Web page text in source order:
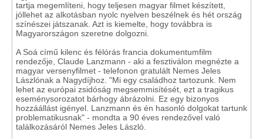
tartja megemlíteni, hogy teljesen magyar filmet készített,
jóllehet az alkotásban nyolc nyelven beszélnek és hét ország
színészei játszanak. Azt is kiemelte, hogy továbbra is
Magyarországon szeretne dolgozni.
A Soá című kilenc és félórás francia dokumentumfilm
rendezője, Claude Lanzmann - aki a fesztiválon megnézte a
magyar versenyfilmet - telefonon gratulált Nemes Jeles
Lászlónak a Nagydíjhoz. "Mi egy családhoz tartozunk. Nem
lehet az európai zsidóság megsemmisítését, ezt a tragikus
eseménysorozatot bárhogy ábrázolni. Ez egy bizonyos
hozzáállást igényel. Lanzmann és én hasonló dolgokat tartunk
problematikusnak" - mondta a 90 éves rendezővel való
találkozásáról Nemes Jeles László.